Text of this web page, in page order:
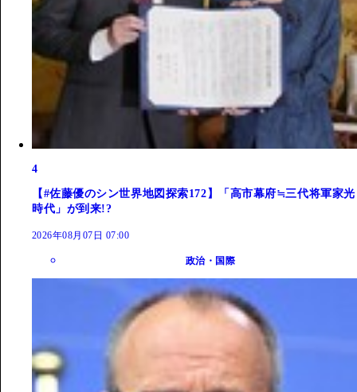
4
【#佐藤優のシン世界地図探索172】「高市幕府≒三代将軍家光
時代」が到来!?
2026年08月07日 07:00
政治・国際